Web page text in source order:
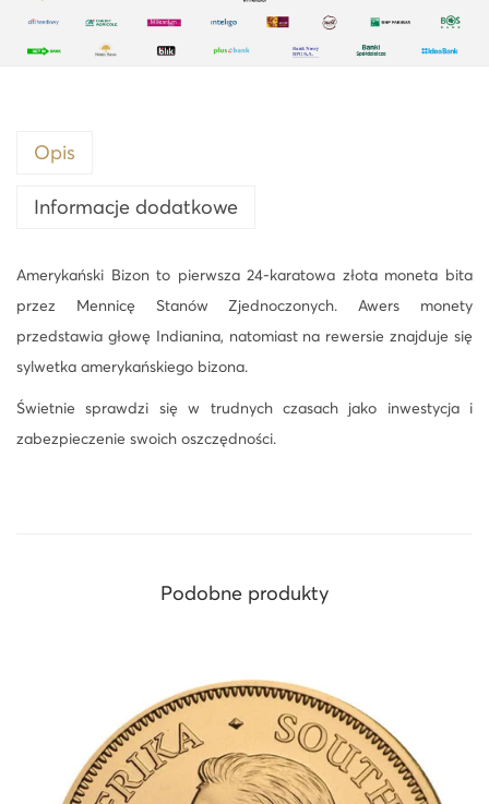
B
z
ł
o
Opis
Informacje dodatkowe
Amerykański Bizon to pierwsza 24-karatowa złota moneta bita
przez Mennicę Stanów Zjednoczonych. Awers monety
przedstawia głowę Indianina, natomiast na rewersie znajduje się
sylwetka amerykańskiego bizona.
Świetnie sprawdzi się w trudnych czasach jako inwestycja i
zabezpieczenie swoich oszczędności.
Podobne produkty